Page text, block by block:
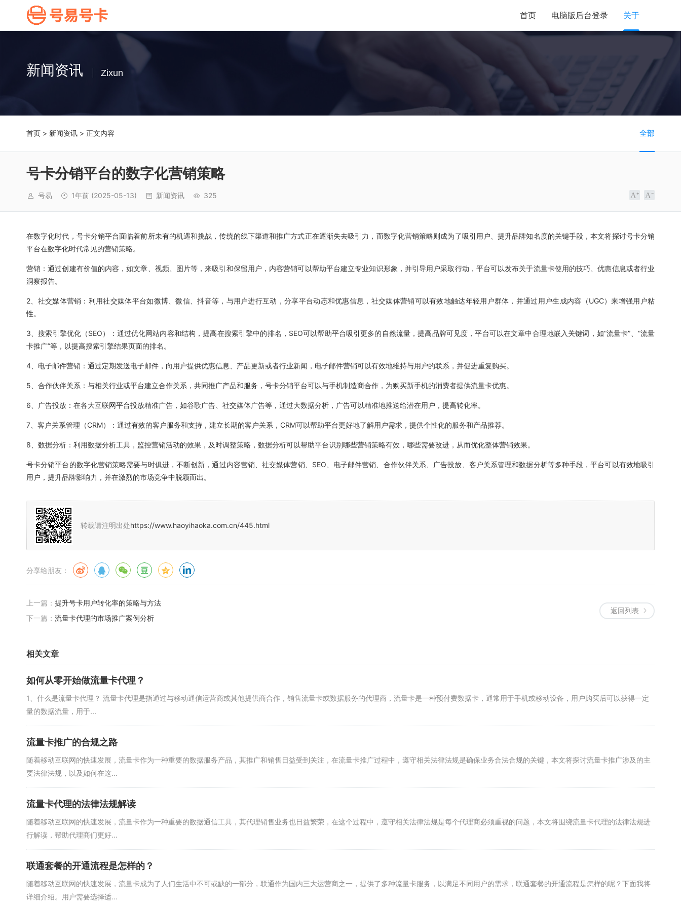
首页 电脑版后台登录 关于
新闻资讯 Zixun
首页 > 新闻资讯 > 正文内容 全部
号卡分销平台的数字化营销策略
号易 1年前 (2025-05-13) 新闻资讯 325
在数字化时代，号卡分销平台面临着前所未有的机遇和挑战，传统的线下渠道和推广方式正在逐渐失去吸引力，而数字化营销策略则成为了吸引用户、提升品牌知名度的关键手段，本文将探讨号卡分销
平台在数字化时代常见的营销策略。
营销：通过创建有价值的内容，如文章、视频、图片等，来吸引和保留用户，内容营销可以帮助平台建立专业知识形象，并引导用户采取行动，平台可以发布关于流量卡使用的技巧、优惠信息或者行业
洞察报告。
2、社交媒体营销：利用社交媒体平台如微博、微信、抖音等，与用户进行互动，分享平台动态和优惠信息，社交媒体营销可以有效地触达年轻用户群体，并通过用户生成内容（UGC）来增强用户粘
性。
3、搜索引擎优化（SEO）：通过优化网站内容和结构，提高在搜索引擎中的排名，SEO可以帮助平台吸引更多的自然流量，提高品牌可见度，平台可以在文章中合理地嵌入关键词，如“流量卡”、“流量
卡推广”等，以提高搜索引擎结果页面的排名。
4、电子邮件营销：通过定期发送电子邮件，向用户提供优惠信息、产品更新或者行业新闻，电子邮件营销可以有效地维持与用户的联系，并促进重复购买。
5、合作伙伴关系：与相关行业或平台建立合作关系，共同推广产品和服务，号卡分销平台可以与手机制造商合作，为购买新手机的消费者提供流量卡优惠。
6、广告投放：在各大互联网平台投放精准广告，如谷歌广告、社交媒体广告等，通过大数据分析，广告可以精准地推送给潜在用户，提高转化率。
7、客户关系管理（CRM）：通过有效的客户服务和支持，建立长期的客户关系，CRM可以帮助平台更好地了解用户需求，提供个性化的服务和产品推荐。
8、数据分析：利用数据分析工具，监控营销活动的效果，及时调整策略，数据分析可以帮助平台识别哪些营销策略有效，哪些需要改进，从而优化整体营销效果。
号卡分销平台的数字化营销策略需要与时俱进，不断创新，通过内容营销、社交媒体营销、SEO、电子邮件营销、合作伙伴关系、广告投放、客户关系管理和数据分析等多种手段，平台可以有效地吸引
用户，提升品牌影响力，并在激烈的市场竞争中脱颖而出。
转载请注明出处https://www.haoyihaoka.com.cn/445.html
分享给朋友：
返回列表
上一篇： 提升号卡用户转化率的策略与方法
下一篇： 流量卡代理的市场推广案例分析
相关文章
如何从零开始做流量卡代理？
1、什么是流量卡代理？ 流量卡代理是指通过与移动通信运营商或其他提供商合作，销售流量卡或数据服务的代理商，流量卡是一种预付费数据卡，通常用于手机或移动设备，用户购买后可以获得一定
量的数据流量，用于...
流量卡推广的合规之路
随着移动互联网的快速发展，流量卡作为一种重要的数据服务产品，其推广和销售日益受到关注，在流量卡推广过程中，遵守相关法律法规是确保业务合法合规的关键，本文将探讨流量卡推广涉及的主
要法律法规，以及如何在这...
流量卡代理的法律法规解读
随着移动互联网的快速发展，流量卡作为一种重要的数据通信工具，其代理销售业务也日益繁荣，在这个过程中，遵守相关法律法规是每个代理商必须重视的问题，本文将围绕流量卡代理的法律法规进
行解读，帮助代理商们更好...
联通套餐的开通流程是怎样的？
随着移动互联网的快速发展，流量卡成为了人们生活中不可或缺的一部分，联通作为国内三大运营商之一，提供了多种流量卡服务，以满足不同用户的需求，联通套餐的开通流程是怎样的呢？下面我将
详细介绍。用户需要选择适...